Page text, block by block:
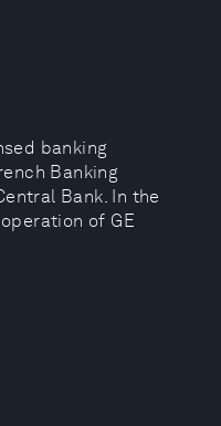
banking
Banking
Bank. In the
of GE